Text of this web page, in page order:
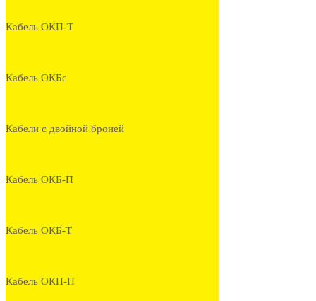
Кабель ОКП-Т
Кабель ОКБс
Кабели с двойной броней
Кабель ОКБ-П
Кабель ОКБ-Т
Кабель ОКП-П